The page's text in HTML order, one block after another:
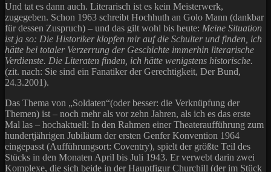
Und tat es dann auch. Literarisch ist es kein Meisterwerk,
zugegeben. Schon 1963 schreibt Hochhuth an Golo Mann (dankbar
für dessen Zuspruch) – und das gilt wohl bis heute: Meine Situation
ist ja so: Die Historiker klopfen mir auf die Schulter und finden, ich
hätte bei totaler Verzerrung der Geschichte immerhin literarische
Verdienste. Die Literaten finden, ich hätte wenigstens historische.
(zit. nach: Sie sind ein Fanatiker der Gerechtigkeit, Der Bund,
24.3.2001).
Das Thema von „Soldaten“(oder besser: die Verknüpfung der
Themen) ist – noch mehr als vor zehn Jahren, als ich es das erste
Mal las – hochaktuell: In den Rahmen einer Theateraufführung zum
hundertjährigen Jubiläum der ersten Genfer Konvention 1964
eingepasst (Aufführungsort: Coventry), spielt der größte Teil des
Stücks in den Monaten April bis Juli 1943. Er verwebt darin zwei
Komplexe, die sich beide in der Hauptfigur Churchill (der im Stück